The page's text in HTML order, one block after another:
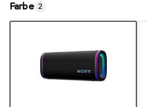
Farbe 2